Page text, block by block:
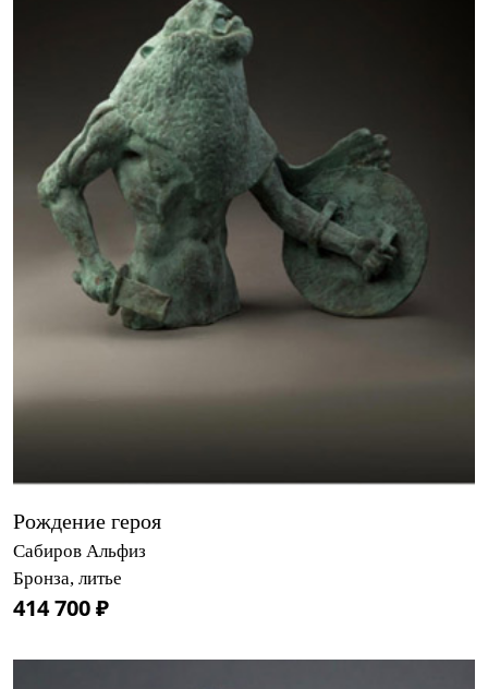
Рождение героя
Сабиров Альфиз
Бронза, литье
414 700 ₽